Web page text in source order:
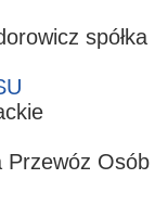
Przewóz